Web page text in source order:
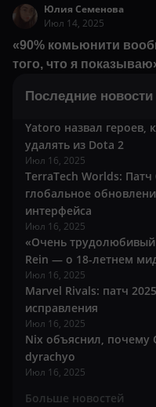
Юлия Семенова
Июл 14, 2025
«90% комьюнити
того, что я
Последние новости
Yatoro назвал героев,
удалять из Dota 2
Июл 16, 2025
TerraTech Worlds:
глобальное
интерфейса
Июл 16, 2025
«Очень
Rein — о 18-летнем
Июл 16, 2025
Marvel Rivals: патч
исправления
Июл 16, 2025
Nix объяснил, почему
dyrachyo
Июл 16, 2025
Больше новостей